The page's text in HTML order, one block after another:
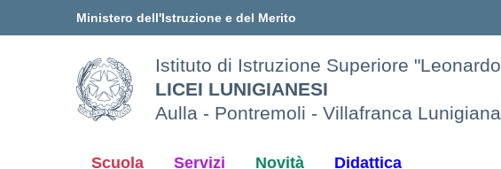
Ministero dell'Istruzione e del Merito
Istituto di Istruzione Superiore
LICEI LUNIGIANESI
Aulla - Pontremoli - Villafranca Lunigiana
Scuola Servizi Novità Didattica